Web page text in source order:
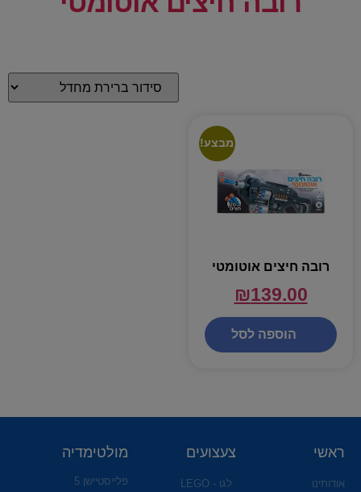
מבצע!
רובה חיצים אוטומטי
₪139.00
הוספה לסל
ראשי
אודותינו
צעצועים
לגו - LEGO
מולטימדיה
פלייסטיישן 5